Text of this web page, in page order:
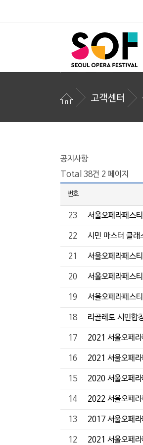
고객센터
공지사항
Total 38건 2 페이지
번호
23 서울오페라페스
22 시민 마스터 클래
21 서울오페라페스
20 서울오페라페스
19 서울오페라페스
18 리골레토 시민합
17 2021 서울오페
16 2021 서울오페
15 2020 서울오페
14 2022 서울오페
13 2017 서울오페
12 2021 서울오페